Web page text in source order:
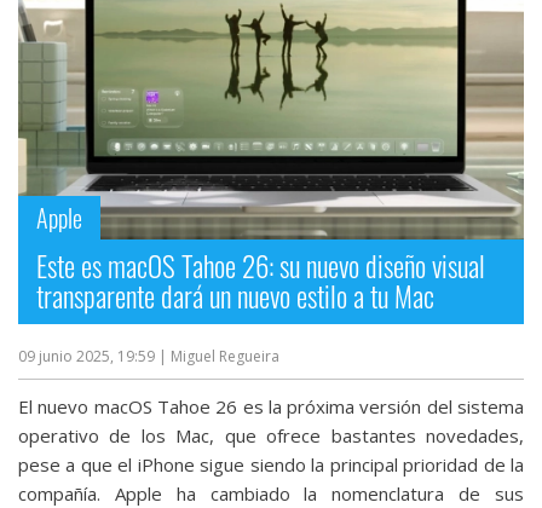
Apple
Este es macOS Tahoe 26: su nuevo diseño visual
transparente dará un nuevo estilo a tu Mac
09 junio 2025, 19:59 | Miguel Regueira
El nuevo macOS Tahoe 26 es la próxima versión del sistema
operativo de los Mac, que ofrece bastantes novedades,
pese a que el iPhone sigue siendo la principal prioridad de la
compañía. Apple ha cambiado la nomenclatura de sus